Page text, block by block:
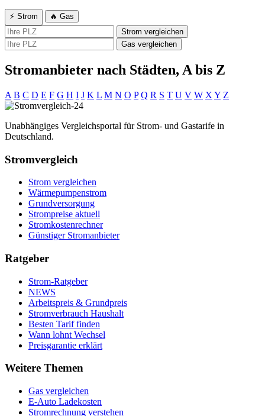
⚡ Strom
🔥 Gas
Strom vergleichen
Gas vergleichen
Stromanbieter nach Städten, A bis Z
A B C D E F G H I J K L M N O P Q R S T U V W X Y Z
Unabhängiges Vergleichsportal für Strom- und Gastarife in
Deutschland.
Stromvergleich
Strom vergleichen
Wärmepumpenstrom
Grundversorgung
Strompreise aktuell
Stromkostenrechner
Günstiger Stromanbieter
Ratgeber
Strom-Ratgeber
NEWS
Arbeitspreis & Grundpreis
Stromverbrauch Haushalt
Besten Tarif finden
Wann lohnt Wechsel
Preisgarantie erklärt
Weitere Themen
Gas vergleichen
E-Auto Ladekosten
Stromrechnung verstehen